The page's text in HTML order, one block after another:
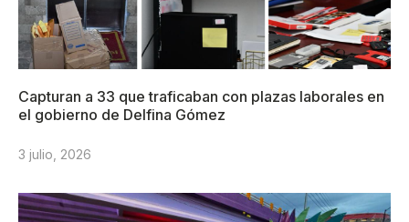
Capturan a 33 que traficaban con plazas laborales en
el gobierno de Delfina Gómez
3 julio, 2026